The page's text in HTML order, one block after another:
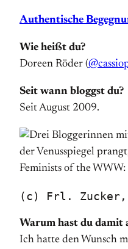
Authentische
Wie heißt du?
Doreen Röder (
Seit wann bloggst du?
Seit August 2009.
(c) Frl. Zucker,
Warum hast du damit
Ich hatte den Wunsch